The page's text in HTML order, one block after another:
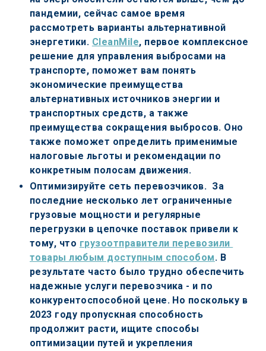
пандемии, сейчас самое время
рассмотреть варианты альтернативной
энергетики. CleanMile, первое комплексное
решение для управления выбросами на
транспорте, поможет вам понять
экономические преимущества
альтернативных источников энергии и
транспортных средств, а также
преимущества сокращения выбросов. Оно
также поможет определить применимые
налоговые льготы и рекомендации по
конкретным полосам движения.
Оптимизируйте сеть перевозчиков. За
последние несколько лет ограниченные
грузовые мощности и регулярные
перегрузки в цепочке поставок привели к
тому, что грузоотправители перевозили
товары любым доступным способом. В
результате часто было трудно обеспечить
надежные услуги перевозчика - и по
конкурентоспособной цене. Но поскольку в
2023 году пропускная способность
продолжит расти, ищите способы
оптимизации путей и укрепления